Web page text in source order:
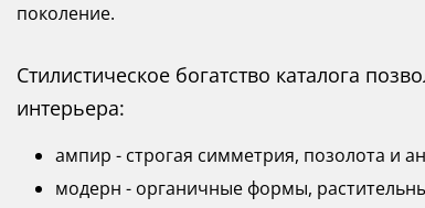
поколение.
Стилистическое богатство каталога
интерьера:
ампир - строгая симметрия, позолота и
модерн - органичные формы,